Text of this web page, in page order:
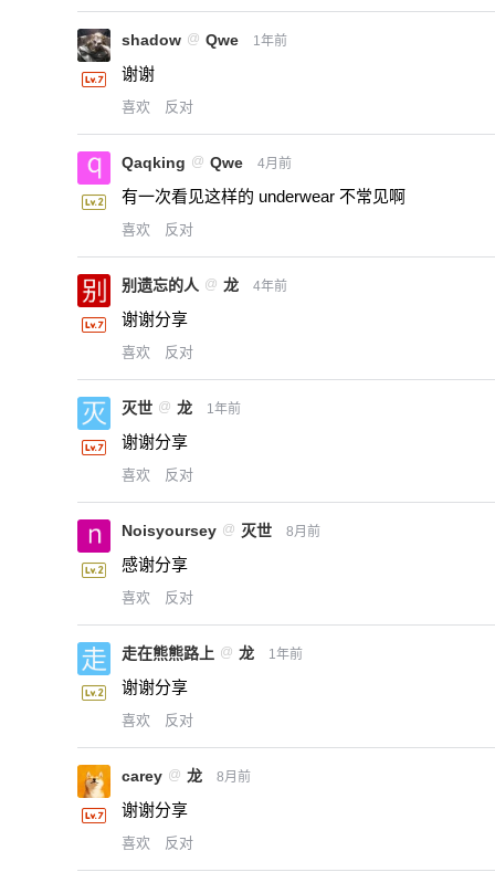
shadow @ Qwe 1年前
谢谢
喜欢 反对
Qaqking @ Qwe 4月前
有一次看见这样的 underwear 不常见啊
喜欢 反对
别遗忘的人 @ 龙 4年前
谢谢分享
喜欢 反对
灭世 @ 龙 1年前
谢谢分享
喜欢 反对
Noisyoursey @ 灭世 8月前
感谢分享
喜欢 反对
走在熊熊路上 @ 龙 1年前
谢谢分享
喜欢 反对
carey @ 龙 8月前
谢谢分享
喜欢 反对